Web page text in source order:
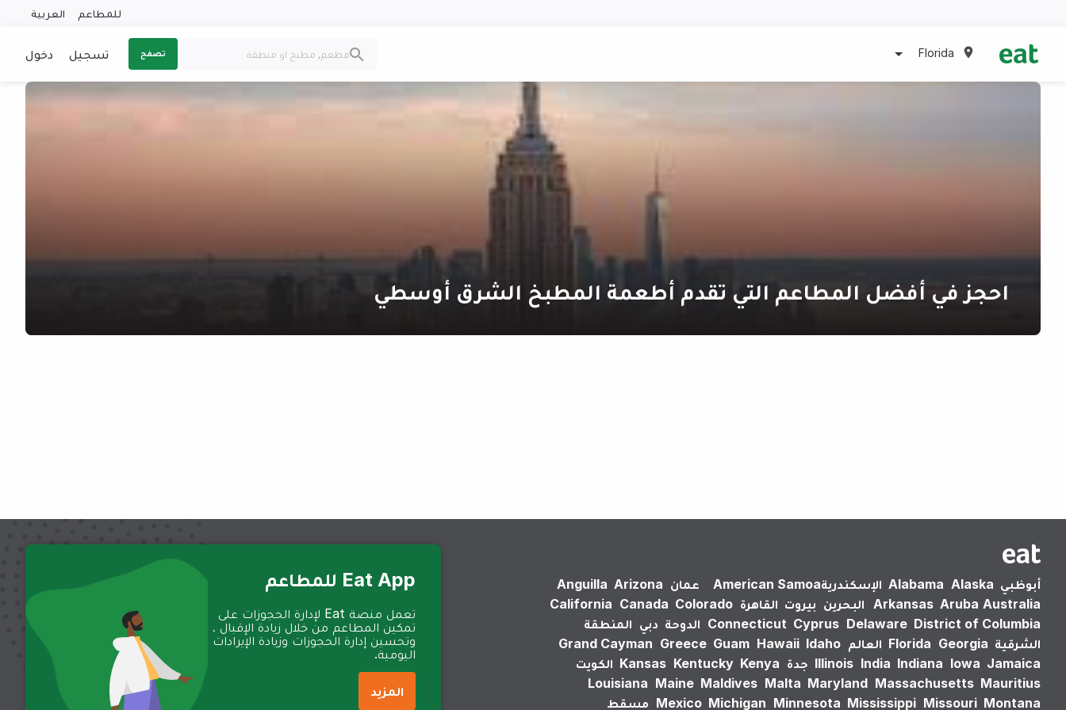
للمطاعم العربية
Florida تصفح تسجيل دخول
احجز في أفضل المطاعم التي تقدم أطعمة المطبخ الشرق أوسطي
أبوظبي Alabama Alaska الإسكندرية‎American Samoa عمان Anguilla Arizona
Arkansas Aruba Australia البحرين بيروت القاهرة California Canada Colorado
Connecticut Cyprus Delaware District of Columbia الدوحة دبي المنطقة
الشرقية
Florida Georgia العالم Grand Cayman Greece Guam Hawaii Idaho
Illinois India Indiana Iowa Jamaica جدة Kansas Kentucky Kenya
الكويت
Louisiana Maine Maldives Malta Maryland Massachusetts Mauritius
Mexico Michigan Minnesota Mississippi Missouri Montana مسقط
Eat App للمطاعم
تعمل منصة Eat لإدارة الحجوزات على
تمكين المطاعم من خلال زيادة الإقبال ،
وتحسين إدارة الحجوزات وزيادة الإيرادات
اليومية.
المزيد